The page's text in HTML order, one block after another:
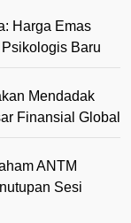
Harga Emas
Baru
Mendadak
Finansial Global
ANTM
Sesi